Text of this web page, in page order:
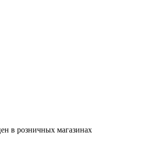
в розничных магазинах